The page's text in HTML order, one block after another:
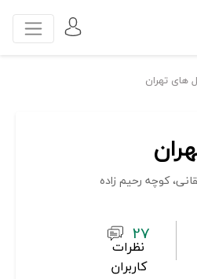
های تهران
کوچه رحیم زاده
27
نظرات
کاربران